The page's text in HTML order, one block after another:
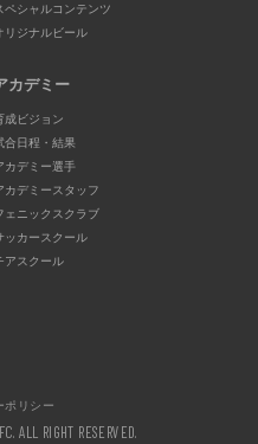
ペシャルコンテンツ
リジナルビール
カデミー
成ビジョン
合日程・結果
カデミー選手
カデミースタッフ
ェニックスクラブ
ッカースクール
アスクール
ポリシー
ALL RIGHT RESERVED.